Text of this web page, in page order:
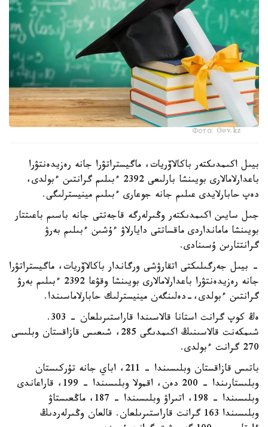
Фото: Gov.kz
بيىل اكىمدىكتەر باكالاۆريات، ماگيستراتۋرا جانە رەزيدەنتۋرا
باعدارلامالارى بويىنشا بارلىعى 2392 ءبىلىم گرانتىن ءبولدى،
دەپ حابارلايدى عىلىم جانە جوعارى ءبىلىم مينيسترلىگى.
جىل سايىن اكىمدىكتەر وڭىرلەرگە قاجەتتى جانە باسىم باعىتتار
بويىنشا مامانداردى ماقساتتى دايارلاۋ ءۇشىن ءبىلىم بەرۋ
گرانتتارىن ۇسىنادى.
- بيىل جەرگىلىكتى اتقارۋشى ورگاندار باكالاۆريات، ماگيستراتۋرا
جانە رەزيدەنتۋرا باعدارلامالارى بويىنشا وقۋعا 2392 ءبىلىم بەرۋ
گرانتىن ءبولدى،-دەلىنگەن مينيسترلىك حابارلاماسىندا.
ەڭ كوپ گرانت استانا قالاسىندا قاراستىرىلعان - 303.
شىمكەنت قالاسىنىڭ اكىمدىگى 285، شىعىس قازاقستان وبلىسى
270 گرانت ءبولدى.
باتىس قازاقستان وبلىسىندا – 211، اباي جانە تۇركىستان
وبلىستارىندا – 200 دەن، اقمولا وبلىسىندا – 199، قاراعاندى
وبلىسىندا – 198، اتىراۋ وبلىسىندا – 187، ماڭعىستاۋ
وبلىسىندا 163 گرانت قاراستىرىلعان. قالعان وڭىرلەردىڭ